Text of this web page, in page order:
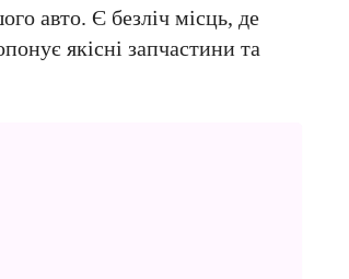
авто. Є безліч місць, де
якісні запчастини та